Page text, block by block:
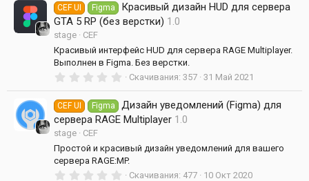
0
з
в
з
д
CEF UI Figma
Красивый дизайн HUD для сервера
GTA 5 RP (без верстки) 1.0
stage
CEF
Красивый интерфейс HUD для сервера RAGE Multiplayer.
Выполнен в Figma. Без верстки.
0
0
з
в
з
д
Скачивания 357 31 Май 2021
CEF UI Figma
Дизайн уведомлений (Figma) для
сервера RAGE Multiplayer 1.0
stage
CEF
Простой и красивый дизайн уведомлений для вашего
сервера RAGE:MP.
0 Скачивания 477 10 Окт 2020